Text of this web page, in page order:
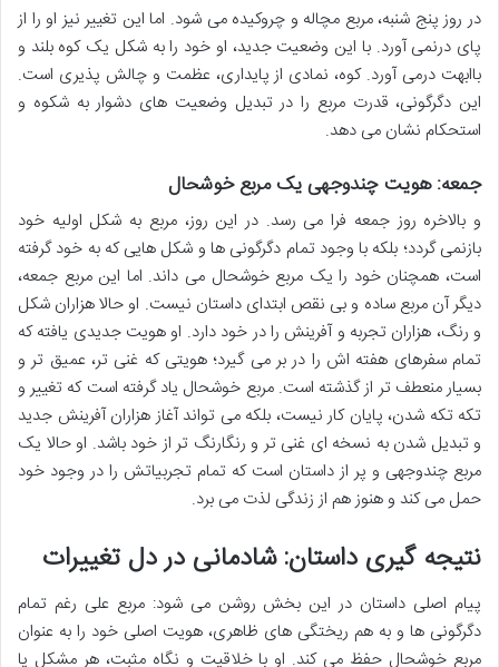
در روز پنج شنبه، مربع مچاله و چروکیده می شود. اما این تغییر نیز او را از
پای درنمی آورد. با این وضعیت جدید، او خود را به شکل یک کوه بلند و
باابهت درمی آورد. کوه، نمادی از پایداری، عظمت و چالش پذیری است.
این دگرگونی، قدرت مربع را در تبدیل وضعیت های دشوار به شکوه و
استحکام نشان می دهد.
جمعه: هویت چندوجهی یک مربع خوشحال
و بالاخره روز جمعه فرا می رسد. در این روز، مربع به شکل اولیه خود
بازنمی گردد؛ بلکه با وجود تمام دگرگونی ها و شکل هایی که به خود گرفته
است، همچنان خود را یک مربع خوشحال می داند. اما این مربع جمعه،
دیگر آن مربع ساده و بی نقص ابتدای داستان نیست. او حالا هزاران شکل
و رنگ، هزاران تجربه و آفرینش را در خود دارد. او هویت جدیدی یافته که
تمام سفرهای هفته اش را در بر می گیرد؛ هویتی که غنی تر، عمیق تر و
بسیار منعطف تر از گذشته است. مربع خوشحال یاد گرفته است که تغییر و
تکه تکه شدن، پایان کار نیست، بلکه می تواند آغاز هزاران آفرینش جدید
و تبدیل شدن به نسخه ای غنی تر و رنگارنگ تر از خود باشد. او حالا یک
مربع چندوجهی و پر از داستان است که تمام تجربیاتش را در وجود خود
حمل می کند و هنوز هم از زندگی لذت می برد.
نتیجه گیری داستان: شادمانی در دل تغییرات
پیام اصلی داستان در این بخش روشن می شود: مربع علی رغم تمام
دگرگونی ها و به هم ریختگی های ظاهری، هویت اصلی خود را به عنوان
مربع خوشحال حفظ می کند. او با خلاقیت و نگاه مثبت، هر مشکل یا